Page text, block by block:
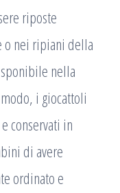
riposte
o nei ripiani della
nella
i giocattoli
conservati in
di avere
ordinato e